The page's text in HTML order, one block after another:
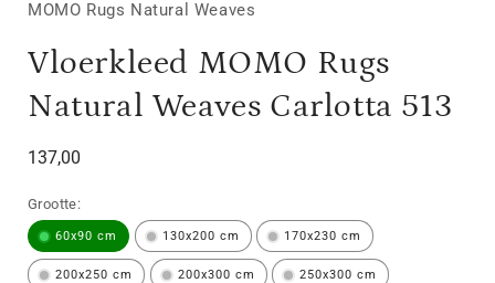
MOMO Rugs Natural Weaves
Vloerkleed MOMO Rugs
Natural Weaves Carlotta 513
Normale
137,00
Grootte:
60x90 cm 130x200 cm 170x230 cm
200x250 cm 200x300 cm 250x300 cm